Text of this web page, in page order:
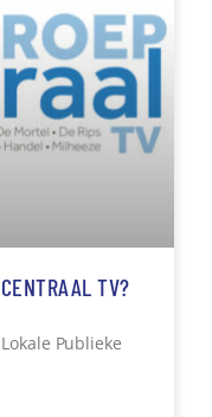
TV?
Publieke